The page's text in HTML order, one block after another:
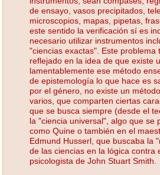
de ensayo, vasos precipitados,
microscopios, mapas, pipetas,
este sentido la verificación sí es
necesario utilizar instrumentos
"ciencias exactas". Este problema
reflejado en la idea de que existe
lamentablemente ese método
de epistemología lo que hace es
por el género, no existe un
varios, que comparten ciertas
que se busca siempre (desde el
la "ciencia universal", algo que se
como Quine o también en el
Edmund Husserl, que buscaba la
de las ciencias en la lógica contra
psicologista de John Stuart Smith.